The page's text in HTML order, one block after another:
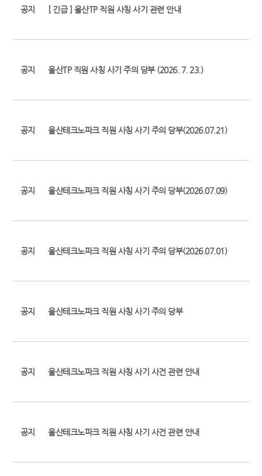
공지 [ 긴급 ] 울산TP 직원 사칭 사기 관련 안내
공지 울산TP 직원 사칭 사기 주의 당부 (2026. 7. 23.)
공지 울산테크노파크 직원 사칭 사기 주의 당부(2026.07.21)
공지 울산테크노파크 직원 사칭 사기 주의 당부(2026.07.09)
공지 울산테크노파크 직원 사칭 사기 주의 당부(2026.07.01)
공지 울산테크노파크 직원 사칭 사기 주의 당부
공지 울산테크노파크 직원 사칭 사기 사건 관련 안내
공지 울산테크노파크 직원 사칭 사기 사건 관련 안내